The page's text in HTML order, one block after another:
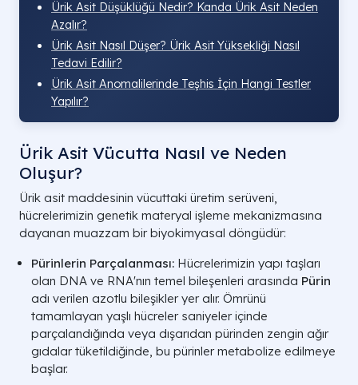
Ürik Asit Düşüklüğü Nedir? Kanda Ürik Asit Neden
Azalır?
Ürik Asit Nasıl Düşer? Ürik Asit Yüksekliği Nasıl
Tedavi Edilir?
Ürik Asit Anomalilerinde Teşhis İçin Hangi Testler
Yapılır?
Ürik Asit Vücutta Nasıl ve Neden
Oluşur?
Ürik asit maddesinin vücuttaki üretim serüveni,
hücrelerimizin genetik materyal işleme mekanizmasına
dayanan muazzam bir biyokimyasal döngüdür:
Pürinlerin Parçalanması: Hücrelerimizin yapı taşları
olan DNA ve RNA'nın temel bileşenleri arasında Pürin
adı verilen azotlu bileşikler yer alır. Ömrünü
tamamlayan yaşlı hücreler saniyeler içinde
parçalandığında veya dışarıdan pürinden zengin ağır
gıdalar tüketildiğinde, bu pürinler metabolize edilmeye
başlar.